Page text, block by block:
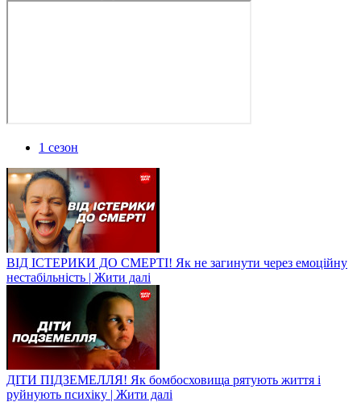
1 сезон
ВІД ІСТЕРИКИ ДО СМЕРТІ! Як не загинути через емоційну
нестабільність | Жити далі
ДІТИ ПІДЗЕМЕЛЛЯ! Як бомбосховища рятують життя і
руйнують психіку | Жити далі